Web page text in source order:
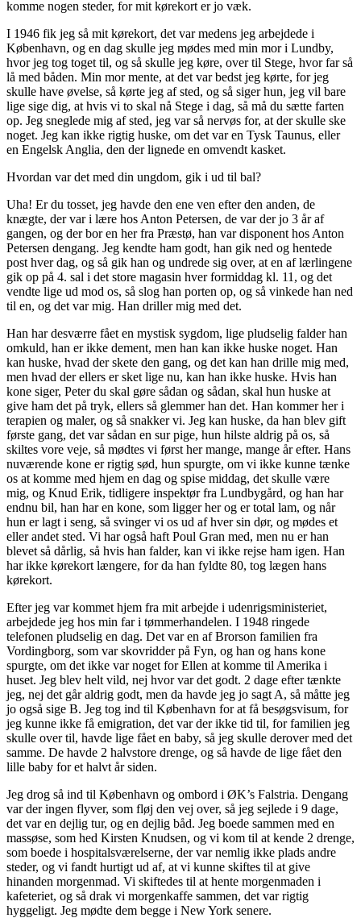
komme nogen steder, for mit kørekort er jo væk.
I 1946 fik jeg så mit kørekort, det var medens jeg arbejdede i
København, og en dag skulle jeg mødes med min mor i Lundby,
hvor jeg tog toget til, og så skulle jeg køre, over til Stege, hvor far så
lå med båden. Min mor mente, at det var bedst jeg kørte, for jeg
skulle have øvelse, så kørte jeg af sted, og så siger hun, jeg vil bare
lige sige dig, at hvis vi to skal nå Stege i dag, så må du sætte farten
op. Jeg sneglede mig af sted, jeg var så nervøs for, at der skulle ske
noget. Jeg kan ikke rigtig huske, om det var en Tysk Taunus, eller
en Engelsk Anglia, den der lignede en omvendt kasket.
Hvordan var det med din ungdom, gik i ud til bal?
Uha! Er du tosset, jeg havde den ene ven efter den anden, de
knægte, der var i lære hos Anton Petersen, de var der jo 3 år af
gangen, og der bor en her fra Præstø, han var disponent hos Anton
Petersen dengang. Jeg kendte ham godt, han gik ned og hentede
post hver dag, og så gik han og undrede sig over, at en af lærlingene
gik op på 4. sal i det store magasin hver formiddag kl. 11, og det
vendte lige ud mod os, så slog han porten op, og så vinkede han ned
til en, og det var mig. Han driller mig med det.
Han har desværre fået en mystisk sygdom, lige pludselig falder han
omkuld, han er ikke dement, men han kan ikke huske noget. Han
kan huske, hvad der skete den gang, og det kan han drille mig med,
men hvad der ellers er sket lige nu, kan han ikke huske. Hvis han
kone siger, Peter du skal gøre sådan og sådan, skal hun huske at
give ham det på tryk, ellers så glemmer han det. Han kommer her i
terapien og maler, og så snakker vi. Jeg kan huske, da han blev gift
første gang, det var sådan en sur pige, hun hilste aldrig på os, så
skiltes vore veje, så mødtes vi først her mange, mange år efter. Hans
nuværende kone er rigtig sød, hun spurgte, om vi ikke kunne tænke
os at komme med hjem en dag og spise middag, det skulle være
mig, og Knud Erik, tidligere inspektør fra Lundbygård, og han har
endnu bil, han har en kone, som ligger her og er total lam, og når
hun er lagt i seng, så svinger vi os ud af hver sin dør, og mødes et
eller andet sted. Vi har også haft Poul Gran med, men nu er han
blevet så dårlig, så hvis han falder, kan vi ikke rejse ham igen. Han
har ikke kørekort længere, for da han fyldte 80, tog lægen hans
kørekort.
Efter jeg var kommet hjem fra mit arbejde i udenrigsministeriet,
arbejdede jeg hos min far i tømmerhandelen. I 1948 ringede
telefonen pludselig en dag. Det var en af Brorson familien fra
Vordingborg, som var skovridder på Fyn, og han og hans kone
spurgte, om det ikke var noget for Ellen at komme til Amerika i
huset. Jeg blev helt vild, nej hvor var det godt. 2 dage efter tænkte
jeg, nej det går aldrig godt, men da havde jeg jo sagt A, så måtte jeg
jo også sige B. Jeg tog ind til København for at få besøgsvisum, for
jeg kunne ikke få emigration, det var der ikke tid til, for familien jeg
skulle over til, havde lige fået en baby, så jeg skulle derover med det
samme. De havde 2 halvstore drenge, og så havde de lige fået den
lille baby for et halvt år siden.
Jeg drog så ind til København og ombord i ØK’s Falstria. Dengang
var der ingen flyver, som fløj den vej over, så jeg sejlede i 9 dage,
det var en dejlig tur, og en dejlig båd. Jeg boede sammen med en
massøse, som hed Kirsten Knudsen, og vi kom til at kende 2 drenge,
som boede i hospitalsværelserne, der var nemlig ikke plads andre
steder, og vi fandt hurtigt ud af, at vi kunne skiftes til at give
hinanden morgenmad. Vi skiftedes til at hente morgenmaden i
kafeteriet, og så drak vi morgenkaffe sammen, det var rigtig
hyggeligt. Jeg mødte dem begge i New York senere.